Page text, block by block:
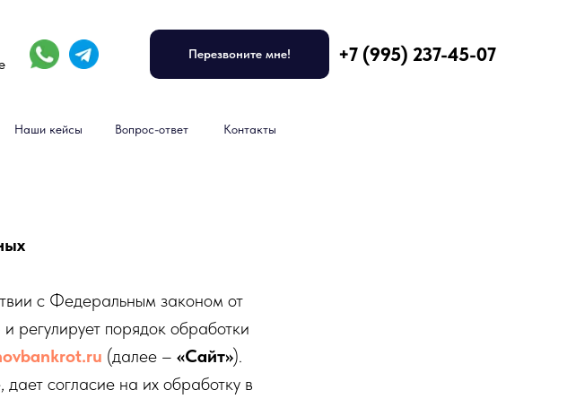
Перезвоните мне!
Вопрос-ответ
Наши кейсы Контакты
+7 (995) 237-45-07
с Федеральным законом от
порядок обработки
(далее – «Сайт»).
согласие на их обработку в